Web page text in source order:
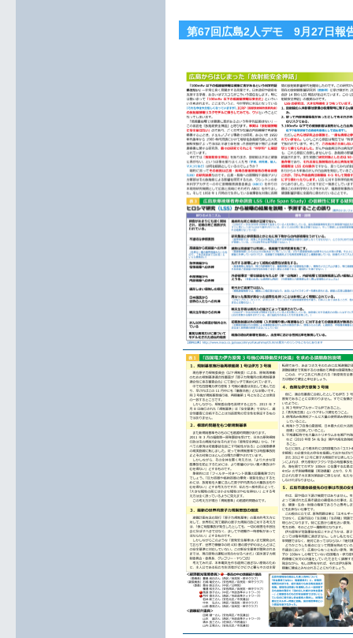
第67回広島2人デモ 9月27日報